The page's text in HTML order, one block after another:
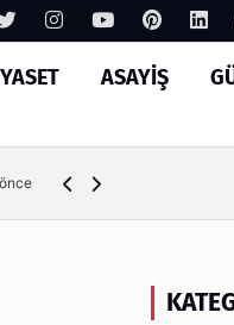
ASAYIŞ
MASROKİT Eğitim